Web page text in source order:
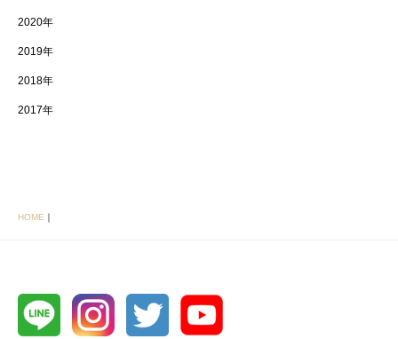
2020年
2019年
2018年
2017年
HOME ｜